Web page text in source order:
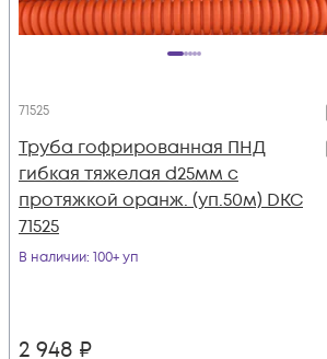
71525
Труба гофрированная ПНД
гибкая тяжелая d25мм с
протяжкой оранж. (уп.50м) DKC
71525
В наличии: 100+ уп
2 948 ₽